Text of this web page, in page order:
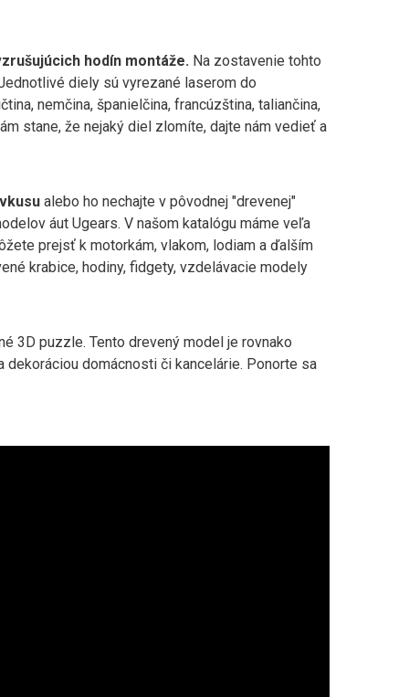
hodín montáže. Na zostavenie tohto
diely sú vyrezané laserom do
nemčina, španielčina, francúzština, taliančina,
stane, že nejaký diel zlomíte, dajte nám vedieť a
alebo ho nechajte v pôvodnej "drevenej"
áut Ugears. V našom katalógu máme veľa
prejsť k motorkám, vlakom, lodiam a ďalším
krabice, hodiny, fidgety, vzdelávacie modely
3D puzzle. Tento drevený model je rovnako
domácnosti či kancelárie. Ponorte sa